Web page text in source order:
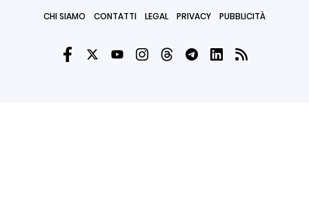
CHI SIAMO CONTATTI LEGAL PRIVACY PUBBLICITÀ